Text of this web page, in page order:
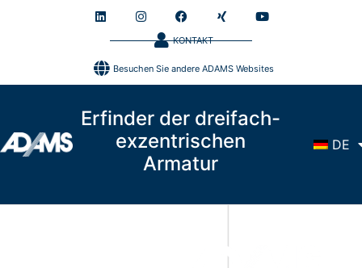
KONTAKT
Besuchen Sie andere ADAMS Websites
Erfinder der dreifach-
exzentrischen
Armatur
DE